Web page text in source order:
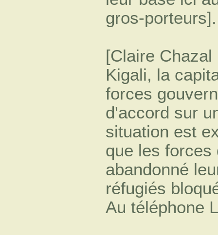
gros-porteurs].
[Claire
Kigali, la
forces
d'accord sur
situation est
que les forces
abandonné
réfugiés
Au téléphone